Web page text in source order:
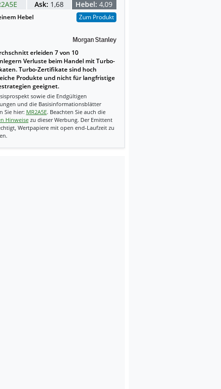
Ask: 1,68 Hebel: 4,09
Hebel Zum Produkt
erleiden 7 von 10
Verluste beim Handel mit Turbo-
Turbo-Zertifikate sind hoch
Produkte und nicht für langfristige
geeignet.
sowie die Endgültigen
und die Basisinformationsblätter
Sie hier: MR2A5E. Beachten Sie auch die
Hinweisezu dieser Werbung. Der Emittent
Wertpapiere mit open end-Laufzeit zu